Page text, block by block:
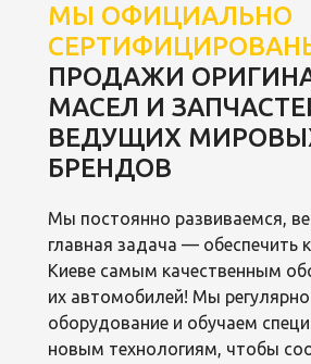
МЫ ОФИЦИАЛЬНО
ПРОДАЖИ
МАСЕЛ И
ВЕДУЩИХ
БРЕНДОВ
Мы постоянно развиваемся,
главная задача — обеспечить
Киеве самым качественным
их автомобилей! Мы
оборудование и обучаем
новым технологиям, чтобы